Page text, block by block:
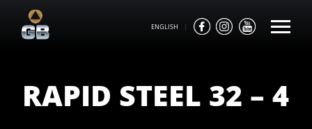
ENGLISH |
RAPID STEEL 32 – 4